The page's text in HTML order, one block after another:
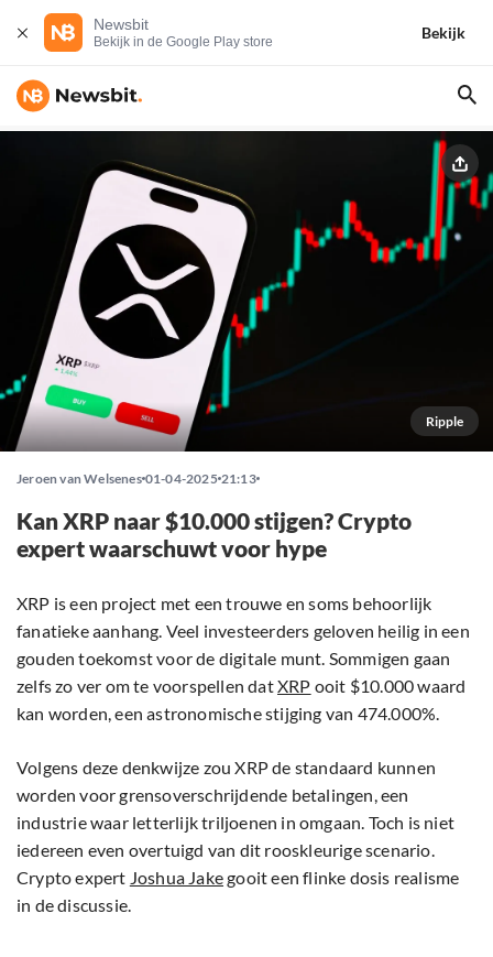
Newsbit
Bekijk in de Google Play store
Bekijk
Ripple
Jeroen van Welsenes 01-04-2025 21:13
Kan XRP naar $10.000 stijgen? Crypto
expert waarschuwt voor hype
XRP is een project met een trouwe en soms behoorlijk
fanatieke aanhang. Veel investeerders geloven heilig in een
gouden toekomst voor de digitale munt. Sommigen gaan
zelfs zo ver om te voorspellen datXRP ooit $10.000 waard
kan worden, een astronomische stijging van 474.000%.
Volgens deze denkwijze zou XRP de standaard kunnen
worden voor grensoverschrijdende betalingen, een
industrie waar letterlijk triljoenen in omgaan. Toch is niet
iedereen even overtuigd van dit rooskleurige scenario.
Crypto expert Joshua Jakegooit een flinke dosis realisme
in de discussie.